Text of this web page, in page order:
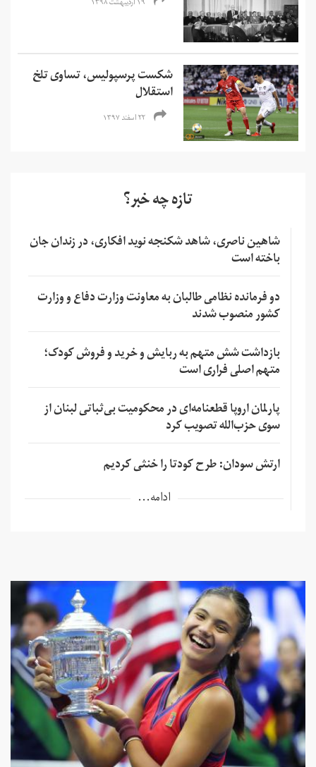
۱۹ اردیبهشت ۱۳۹۸
شکست پرسپولیس، تساوی تلخ
استقلال
۲۲ اسفند ۱۳۹۷
تازه چه خبر؟
شاهین ناصری، شاهد شکنجه نوید افکاری، در زندان جان
باخته است
دو فرمانده نظامی طالبان به معاونت وزارت دفاع و وزارت
کشور منصوب شدند
بازداشت شش متهم به ربایش و خرید و فروش کودک؛
متهم اصلی فراری است
پارلمان اروپا قطعنامه‌ای در محکومیت بی‌ثباتی لبنان از
سوی حزب‌الله تصویب کرد
ارتش سودان: طرح کودتا را خنثی کردیم
ادامه...